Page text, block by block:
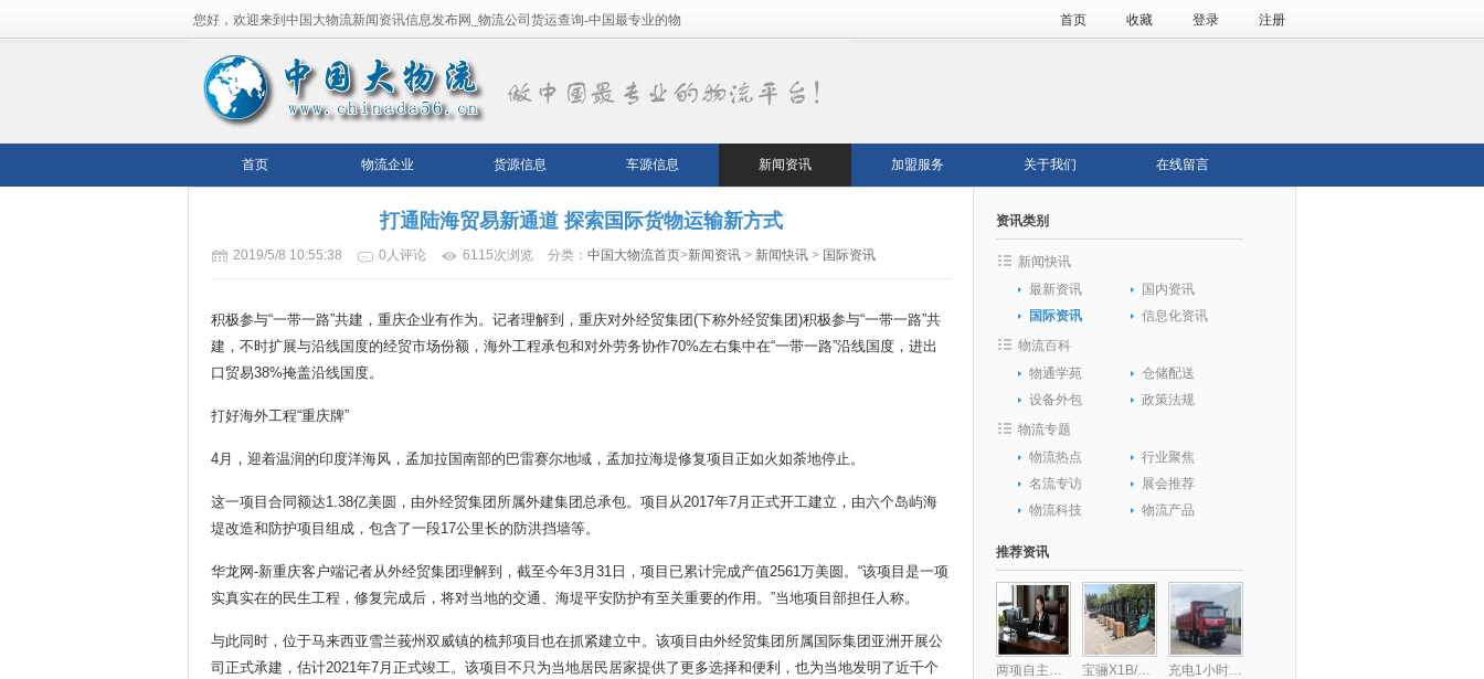
您好，欢迎来到中国大物流新闻资讯信息发布网_物流公司货运查询-中国最专业的物
流平台！
首页 收藏 登录 注册
首页 物流企业 货源信息 车源信息 新闻资讯 加盟服务 关于我们 在线留言
打通陆海贸易新通道 探索国际货物运输新方式
2019/5/8 10:55:38 0人评论 6115次浏览 分类： 中国大物流首页>新闻资讯 > 新闻快讯 > 国际资讯
积极参与“一带一路”共建，重庆企业有作为。记者理解到，重庆对外经贸集团(下称外经贸集团)积极参与“一带一路”共
建，不时扩展与沿线国度的经贸市场份额，海外工程承包和对外劳务协作70%左右集中在“一带一路”沿线国度，进出
口贸易38%掩盖沿线国度。
打好海外工程“重庆牌”
4月，迎着温润的印度洋海风，孟加拉国南部的巴雷赛尔地域，孟加拉海堤修复项目正如火如荼地停止。
这一项目合同额达1.38亿美圆，由外经贸集团所属外建集团总承包。项目从2017年7月正式开工建立，由六个岛屿海
堤改造和防护项目组成，包含了一段17公里长的防洪挡墙等。
华龙网-新重庆客户端记者从外经贸集团理解到，截至今年3月31日，项目已累计完成产值2561万美圆。“该项目是一项
实真实在的民生工程，修复完成后，将对当地的交通、海堤平安防护有至关重要的作用。”当地项目部担任人称。
与此同时，位于马来西亚雪兰莪州双威镇的梳邦项目也在抓紧建立中。该项目由外经贸集团所属国际集团亚洲开展公
司正式承建，估计2021年7月正式竣工。该项目不只为当地居民居家提供了更多选择和便利，也为当地发明了近千个
资讯类别
新闻快讯
最新资讯
国内资讯
国际资讯
信息化资讯
物流百科
物通学苑
仓储配送
设备外包
政策法规
物流专题
物流热点
行业聚焦
名流专访
展会推荐
物流科技
物流产品
推荐资讯
两项自主核心技术破局行业痛点 包静引领跨境供应链数字化升级,库存周转效率提升30% 宝骊X1B/X3B批量交付，驱动“中国镁都”物料搬运绿色跃迁 充电1小时畅行300公里，乘龙H7纯电自卸破解里程焦虑